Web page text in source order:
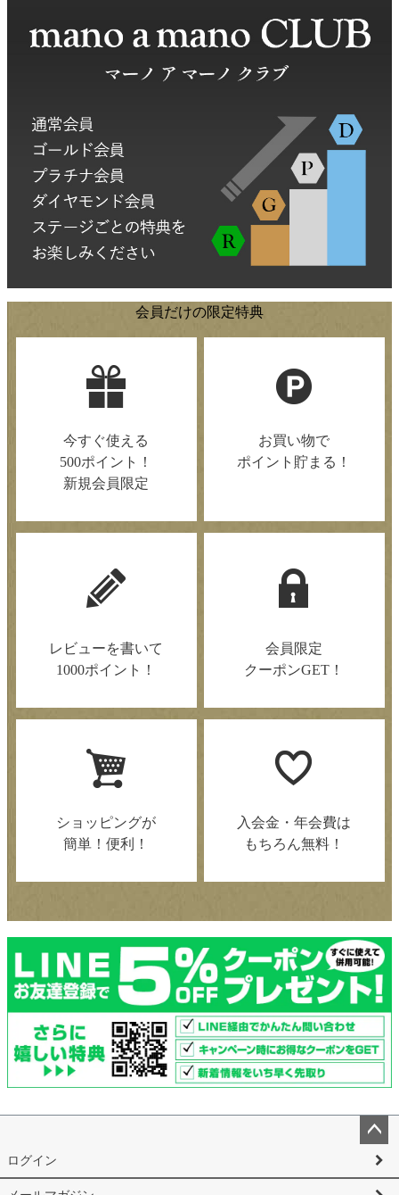
会員だけの限定特典
今すぐ使える
500ポイント！
新規会員限定
お買い物で
ポイント貯まる！
レビューを書いて
1000ポイント！
会員限定
クーポンGET！
ショッピングが
簡単！便利！
入会金・年会費は
もちろん無料！
ペー
ップ
ログイン